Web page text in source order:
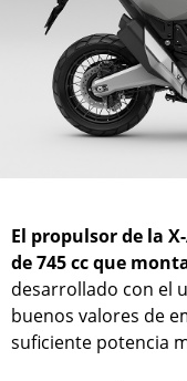
El propulsor de la
de 745 cc que
desarrollado con el
buenos valores de
suficiente potencia